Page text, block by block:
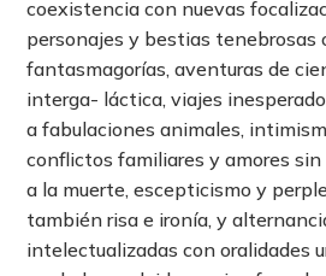
coexistencia con nuevas
personajes y bestias tenebrosas
fantasmagorías, aventuras de
interga- láctica, viajes
a fabulaciones animales,
conflictos familiares y amores
a la muerte, escepticismo y
también risa e ironía, y
intelectualizadas con oralidades